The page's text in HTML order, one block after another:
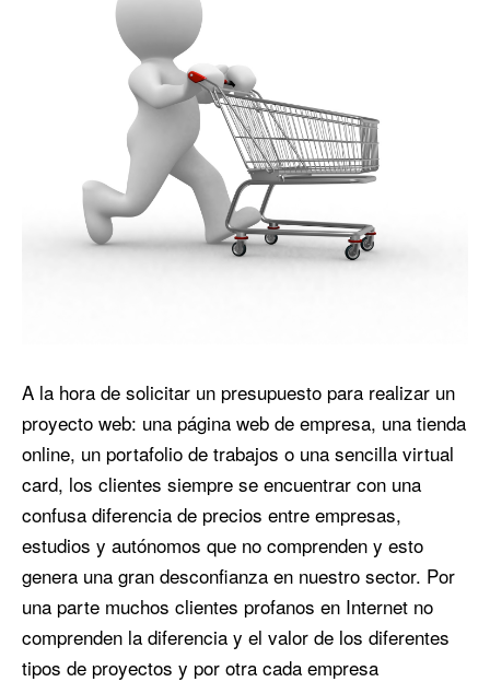
A la hora de solicitar un presupuesto para realizar un
proyecto web: una página web de empresa, una tienda
online, un portafolio de trabajos o una sencilla virtual
card, los clientes siempre se encuentrar con una
confusa diferencia de precios entre empresas,
estudios y autónomos que no comprenden y esto
genera una gran desconfianza en nuestro sector. Por
una parte muchos clientes profanos en Internet no
comprenden la diferencia y el valor de los diferentes
tipos de proyectos y por otra cada empresa